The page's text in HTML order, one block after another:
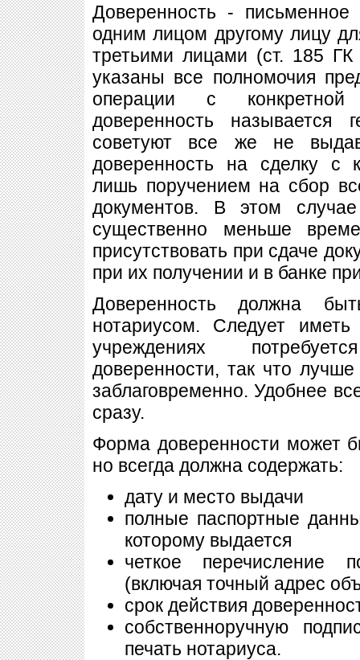
Доверенность -
одним лицом другому лицу
третьими лицами (ст. 185
указаны все полномочия
операции с конкретной
доверенность называется
советуют все же не
доверенность на сделку с
лишь поручением на сбор
документов. В этом
существенно меньше
присутствовать при сдаче
при их получении и в банке
Доверенность должна
нотариусом. Следует
учреждениях
доверенности, так что
заблаговременно. Удобнее
сразу.
Форма доверенности может
но всегда должна содержать:
дату и место выдачи
полные паспортные
которому выдается
четкое перечисление
(включая точный адрес
срок действия
собственноручную
печать нотариуса.